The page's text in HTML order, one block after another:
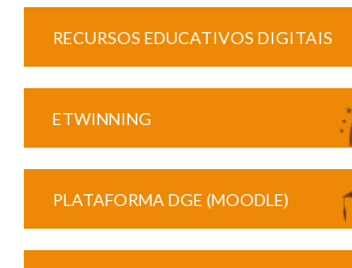
RECURSOS EDUCATIVOS DIGITAIS
ETWINNING
PLATAFORMA DGE (MOODLE)